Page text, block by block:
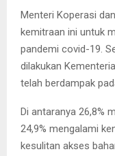
Menteri Koperasi
kemitraan ini untuk
pandemi covid-19.
dilakukan
telah berdampak
Di antaranya 26,8%
24,9% mengalami
kesulitan akses